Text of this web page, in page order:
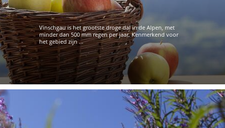
Vinschgau is het grootste droge dal in de Alpen, met
minder dan 500 mm regen per jaar. Kenmerkend voor
het gebied zijn ...